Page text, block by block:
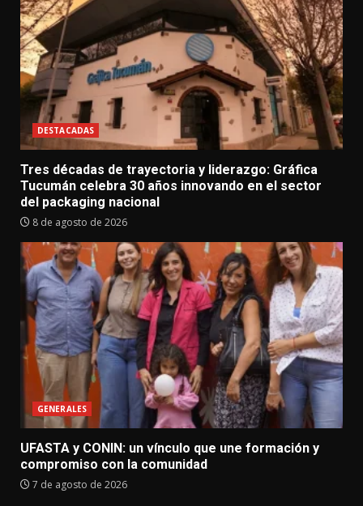
DESTACADAS
Tres décadas de trayectoria y liderazgo: Gráfica
Tucumán celebra 30 años innovando en el sector
del packaging nacional
8 de agosto de 2026
GENERALES
UFASTA y CONIN: un vínculo que une formación y
compromiso con la comunidad
7 de agosto de 2026